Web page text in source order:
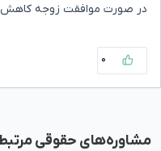
در صورت موافقت زوجه کاهش
۰
مشاوره‌های حقوقی